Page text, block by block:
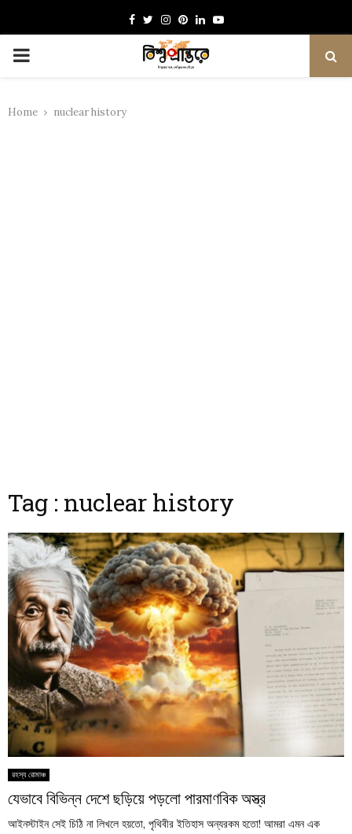
Facebook
TwitterInstagram
Pinterest
LinkedinYoutube
PRIMARY
Home nuclear history
Tag : nuclear history
রহস্য রোমাঞ্চ
যেভাবে বিভিন্ন দেশে ছড়িয়ে পড়লো পারমাণবিক অস্ত্র
আইনস্টাইন সেই চিঠি না লিখলে হয়তো, পৃথিবীর ইতিহাস অন্যরকম হতো! আমরা এমন এক